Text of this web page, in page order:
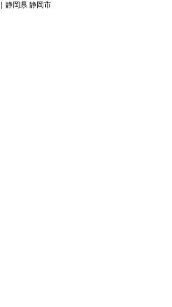
静岡県 静岡市